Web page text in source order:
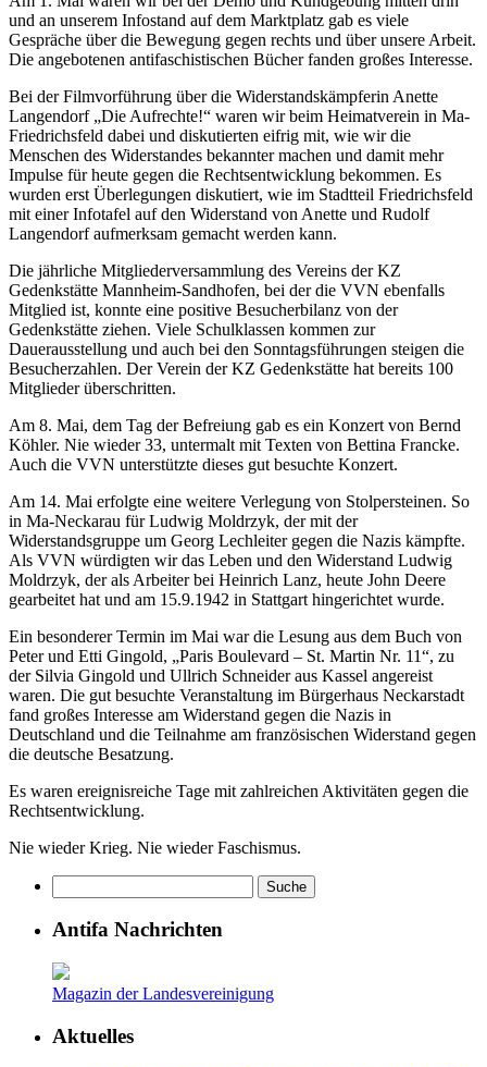
und an unserem Infostand auf dem Marktplatz gab es viele
Gespräche über die Bewegung gegen rechts und über unsere Arbeit.
Die angebotenen antifaschistischen Bücher fanden großes Interesse.
Bei der Filmvorführung über die Widerstandskämpferin Anette
Langendorf „Die Aufrechte!“ waren wir beim Heimatverein in Ma-
Friedrichsfeld dabei und diskutierten eifrig mit, wie wir die
Menschen des Widerstandes bekannter machen und damit mehr
Impulse für heute gegen die Rechtsentwicklung bekommen. Es
wurden erst Überlegungen diskutiert, wie im Stadtteil Friedrichsfeld
mit einer Infotafel auf den Widerstand von Anette und Rudolf
Langendorf aufmerksam gemacht werden kann.
Die jährliche Mitgliederversammlung des Vereins der KZ
Gedenkstätte Mannheim-Sandhofen, bei der die VVN ebenfalls
Mitglied ist, konnte eine positive Besucherbilanz von der
Gedenkstätte ziehen. Viele Schulklassen kommen zur
Dauerausstellung und auch bei den Sonntagsführungen steigen die
Besucherzahlen. Der Verein der KZ Gedenkstätte hat bereits 100
Mitglieder überschritten.
Am 8. Mai, dem Tag der Befreiung gab es ein Konzert von Bernd
Köhler. Nie wieder 33, untermalt mit Texten von Bettina Francke.
Auch die VVN unterstützte dieses gut besuchte Konzert.
Am 14. Mai erfolgte eine weitere Verlegung von Stolpersteinen. So
in Ma-Neckarau für Ludwig Moldrzyk, der mit der
Widerstandsgruppe um Georg Lechleiter gegen die Nazis kämpfte.
Als VVN würdigten wir das Leben und den Widerstand Ludwig
Moldrzyk, der als Arbeiter bei Heinrich Lanz, heute John Deere
gearbeitet hat und am 15.9.1942 in Stattgart hingerichtet wurde.
Ein besonderer Termin im Mai war die Lesung aus dem Buch von
Peter und Etti Gingold, „Paris Boulevard – St. Martin Nr. 11“, zu
der Silvia Gingold und Ullrich Schneider aus Kassel angereist
waren. Die gut besuchte Veranstaltung im Bürgerhaus Neckarstadt
fand großes Interesse am Widerstand gegen die Nazis in
Deutschland und die Teilnahme am französischen Widerstand gegen
die deutsche Besatzung.
Es waren ereignisreiche Tage mit zahlreichen Aktivitäten gegen die
Rechtsentwicklung.
Nie wieder Krieg. Nie wieder Faschismus.
Antifa Nachrichten
Magazin der Landesvereinigung
Aktuelles